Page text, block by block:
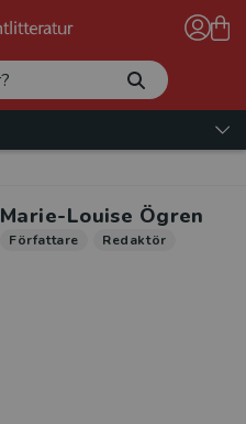
Marie-Louise Ögren
Författare Redaktör